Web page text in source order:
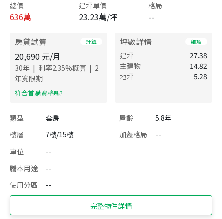
總價
636萬
建坪單價
23.23萬/坪
格局
--
房貸試算 計算
20,690 元/月
30年 | 利率2.35%概算 | 2
年寬限期
​符合首購資格嗎?
坪數詳情 細項
建坪
27.38
主建物
14.82
地坪
5.28
類型 套房 屋齡
5.8年
樓層
7樓/15樓 加蓋格局
--
車位
--
謄本用途
--
使用分區
--
完整物件詳情